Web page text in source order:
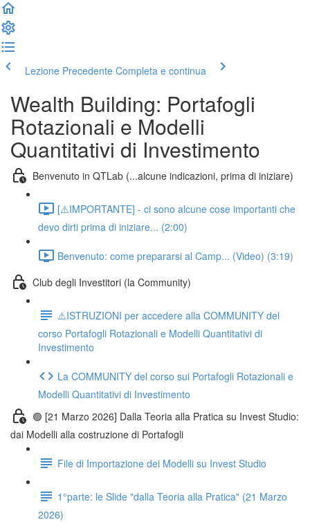
Lezione Precedente Completa e continua
Wealth Building: Portafogli
Rotazionali e Modelli
Quantitativi di Investimento
Benvenuto in QTLab (...alcune indicazioni, prima di iniziare)
[⚠️IMPORTANTE] - ci sono alcune cose importanti che
devo dirti prima di iniziare... (2:00)
Benvenuto: come prepararsi al Camp... (Video) (3:19)
Club degli Investitori (la Community)
⚠️ISTRUZIONI per accedere alla COMMUNITY del
corso Portafogli Rotazionali e Modelli Quantitativi di
Investimento
La COMMUNITY del corso sui Portafogli Rotazionali e
Modelli Quantitativi di Investimento
🟢 [21 Marzo 2026] Dalla Teoria alla Pratica su Invest Studio:
dai Modelli alla costruzione di Portafogli
File di Importazione dei Modelli su Invest Studio
1°parte: le Slide "dalla Teoria alla Pratica" (21 Marzo
2026)